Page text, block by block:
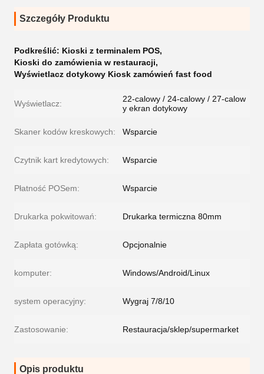
Szczegóły Produktu
Podkreślić: Kioski z terminalem POS,
Kioski do zamówienia w restauracji,
Wyświetlacz dotykowy Kiosk zamówień fast food
Wyświetlacz:
22-calowy / 24-calowy / 27-calow
y ekran dotykowy
Skaner kodów kreskowych: Wsparcie
Czytnik kart kredytowych: Wsparcie
Płatność POSem: Wsparcie
Drukarka pokwitowań: Drukarka termiczna 80mm
Zapłata gotówką: Opcjonalnie
komputer: Windows/Android/Linux
system operacyjny: Wygraj 7/8/10
Zastosowanie: Restauracja/sklep/supermarket
Opis produktu